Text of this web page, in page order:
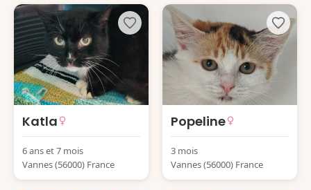
Katla
6 ans et 7 mois
Vannes (56000) France
Popeline
3 mois
Vannes (56000) France